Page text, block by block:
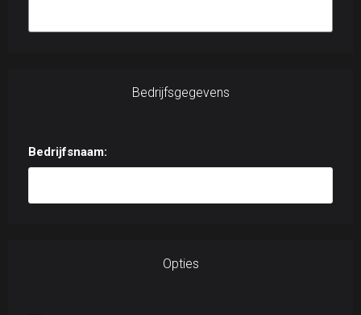
Bedrijfsgegevens
Bedrijfsnaam:
Opties